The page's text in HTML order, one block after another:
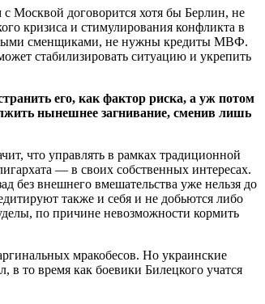
с Москвой договорится хотя бы Берлин, не
кризиса и стимулирования конфликта в
сменщиками, не нужны кредиты МВФ.
стабилизировать ситуацию и укрепить
его, как фактор риска, а уж потом
нынешнее загнивание, сменив лишь
что управлять в рамках традиционной
— в своих собственных интересах.
без внешнего вмешательства уже нельзя до
также и себя и не добьются либо
по причине невозможности кормить
мракобесов. Но украинские
в то время как боевики Билецкого учатся